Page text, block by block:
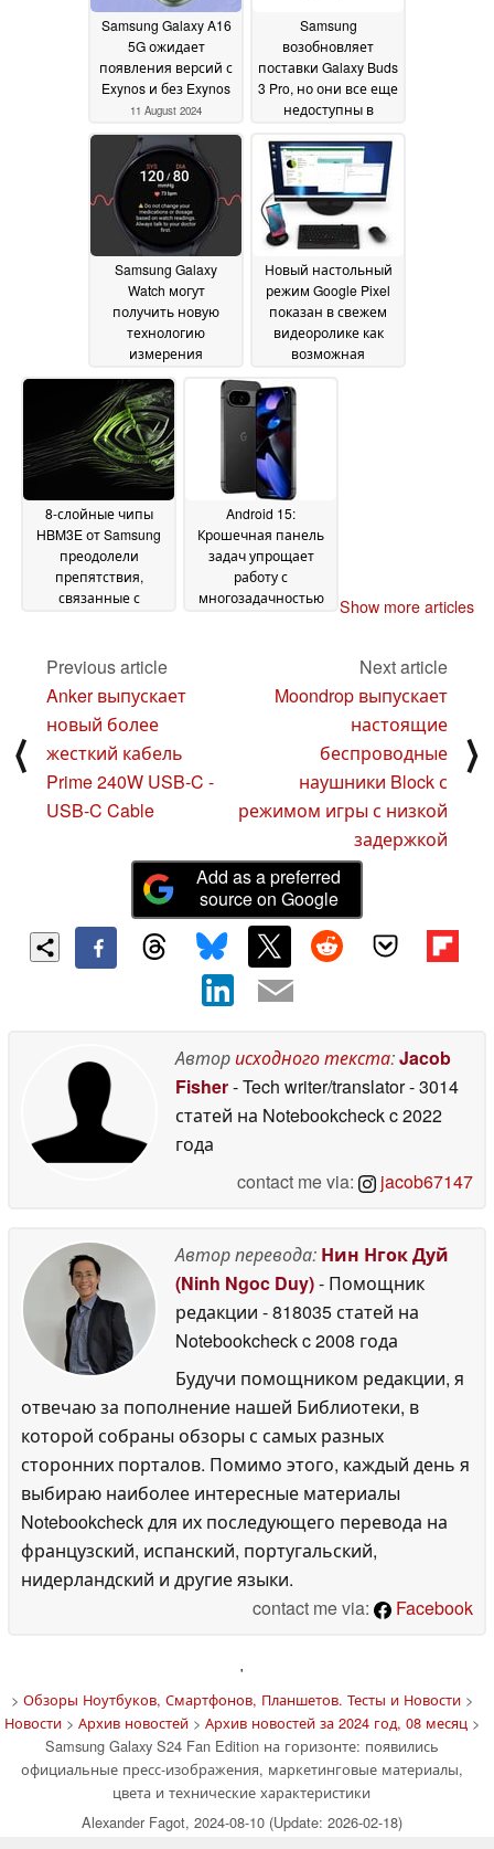
Samsung Galaxy A16
5G ожидает
появления версий с
Exynos и без Exynos
11 August 2024
Samsung
возобновляет
поставки Galaxy Buds
3 Pro, но они все еще
недоступны в
партнеров11 August
Samsung Galaxy
Watch могут
получить новую
технологию
измерения
давления08 August 2024
Новый настольный
режим Google Pixel
показан в свежем
видеоролике как
возможная
Motorola Ready For и
Samsung DeX
8-слойные чипы
HBM3E от Samsung
преодолели
препятствия,
связанные с
и получили
August 2024
Android 15:
Крошечная панель
задач упрощает
работу с
многозадачностью
Show more articles
⟨
Previous article
Anker выпускает
новый более
жесткий кабель
Prime 240W USB-C -
USB-C Cable
Next article
Moondrop выпускает
настоящие
беспроводные
наушники Block с
режимом игры с низкой
задержкой
⟩
Add as a preferred
source on Google
Авторисходного текста:Jacob
Fisher- Tech writer/translator- 3014
статей на Notebookcheckc 2022
года
contact me via:
jacob67147
Автор перевода: Нин Нгок Дуй
(Ninh Ngoc Duy)- Помощник
редакции - 818035 статей на
Notebookcheckc 2008 года
Будучи помощником редакции, я
отвечаю за пополнение нашей Библиотеки, в
которой собраны обзоры с самых разных
сторонних порталов. Помимо этого, каждый день я
выбираю наиболее интересные материалы
Notebookcheck для их последующего перевода на
французский, испанский, португальский,
нидерландский и другие языки.
contact me via:
Facebook
'
> Обзоры Ноутбуков, Смартфонов, Планшетов. Тесты и Новости>
Новости> Архив новостей> Архив новостей за 2024 год, 08 месяц>
Samsung Galaxy S24 Fan Edition на горизонте: появились
официальные пресс-изображения, маркетинговые материалы,
цвета и технические характеристики
Alexander Fagot, 2024-08-10 (Update: 2026-02-18)